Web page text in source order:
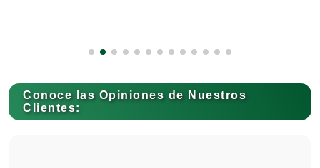
Carnicerías
Conoce las Opiniones de Nuestros
Clientes: